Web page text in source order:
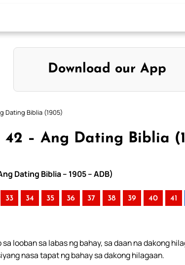
Download our App
Dating Biblia (1905)
– Ang Dating Biblia
Dating Biblia – 1905 – ADB)
33 34 35 36 37 38 39 40 41
looban sa labas ng bahay, sa daan na dakong
nasa tapat ng bahay sa dakong hilagaan.